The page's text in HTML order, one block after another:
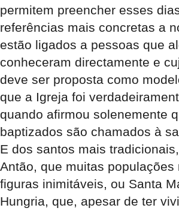
permitem preencher esses
referências mais concretas a
estão ligados a pessoas que
conheceram directamente e
deve ser proposta como
que a Igreja foi
quando afirmou solenemente
baptizados são chamados à
E dos santos mais
Antão, que muitas populações
figuras inimitáveis, ou Santa
Hungria, que, apesar de ter